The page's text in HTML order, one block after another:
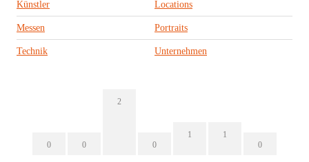
Künstler Locations
Messen Portraits
Technik Unternehmen
0 0
2
0
1
1
0